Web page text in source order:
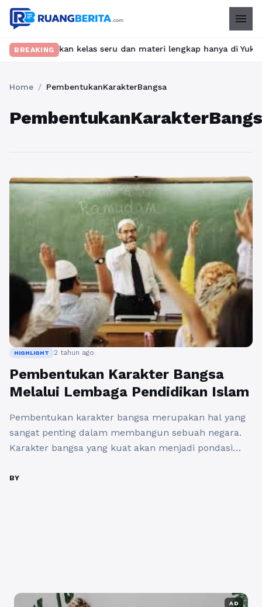
menu
BREAKINGkelas seru dan materi lengkap hanya di
Home / PembentukanKarakterBangsa
HIGHLIGHT 2 tahun ago
Pembentukan Karakter Bangsa
Melalui Lembaga Pendidikan Islam
Pembentukan karakter bangsa merupakan hal yang
sangat penting dalam membangun sebuah negara.
Karakter bangsa yang kuat akan menjadi pondasi
yang dihadapi oleh bangsa. Salah satu lembaga
BY
AD